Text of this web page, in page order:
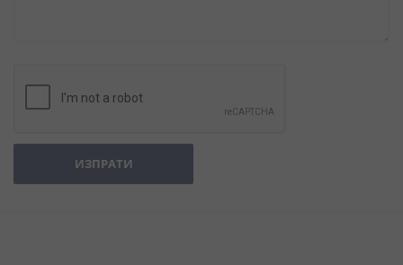
ИЗПРАТИ